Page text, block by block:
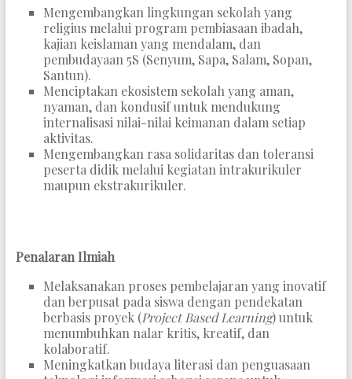
Mengembangkan lingkungan sekolah yang
religius melalui program pembiasaan ibadah,
kajian keislaman yang mendalam, dan
pembudayaan 5S (Senyum, Sapa, Salam, Sopan,
Santun).
Menciptakan ekosistem sekolah yang aman,
nyaman, dan kondusif untuk mendukung
internalisasi nilai-nilai keimanan dalam setiap
aktivitas.
Mengembangkan rasa solidaritas dan toleransi
peserta didik melalui kegiatan intrakurikuler
maupun ekstrakurikuler.
Penalaran Ilmiah
Melaksanakan proses pembelajaran yang inovatif
dan berpusat pada siswa dengan pendekatan
berbasis proyek (Project Based Learning) untuk
menumbuhkan nalar kritis, kreatif, dan
kolaboratif.
Meningkatkan budaya literasi dan penguasaan